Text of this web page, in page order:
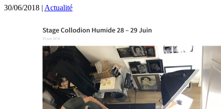
30/06/2018 | Actualité